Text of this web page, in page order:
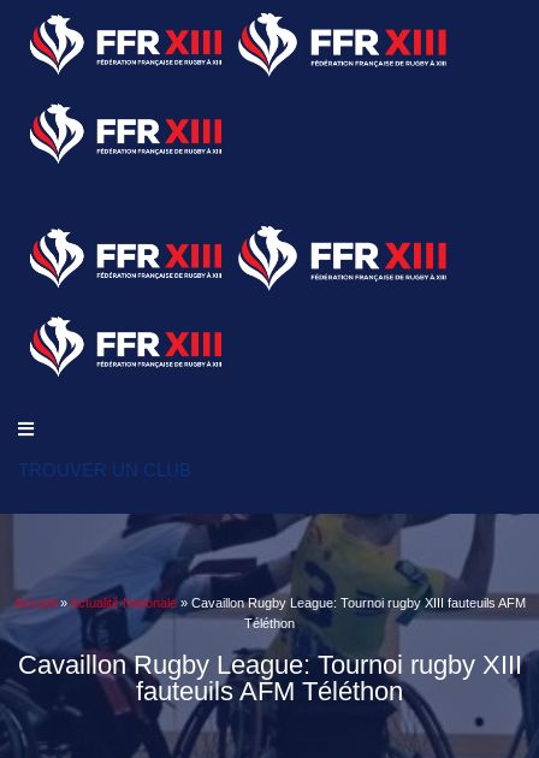
TROUVER UN CLUB
Accueil »Actualité Nationale» Cavaillon Rugby League: Tournoi rugby XIII fauteuils AFM
Téléthon
Cavaillon Rugby League: Tournoi rugby XIII
fauteuils AFM Téléthon